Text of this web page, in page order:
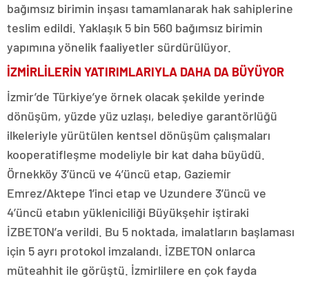
bağımsız birimin inşası tamamlanarak hak sahiplerine
teslim edildi. Yaklaşık 5 bin 560 bağımsız birimin
yapımına yönelik faaliyetler sürdürülüyor.
İZMİRLİLERİN YATIRIMLARIYLA DAHA DA BÜYÜYOR
İzmir’de Türkiye’ye örnek olacak şekilde yerinde
dönüşüm, yüzde yüz uzlaşı, belediye garantörlüğü
ilkeleriyle yürütülen kentsel dönüşüm çalışmaları
kooperatifleşme modeliyle bir kat daha büyüdü.
Örnekköy 3’üncü ve 4’üncü etap, Gaziemir
Emrez/Aktepe 1’inci etap ve Uzundere 3’üncü ve
4’üncü etabın yükleniciliği Büyükşehir iştiraki
İZBETON’a verildi. Bu 5 noktada, imalatların başlaması
için 5 ayrı protokol imzalandı. İZBETON onlarca
müteahhit ile görüştü. İzmirlilere en çok fayda